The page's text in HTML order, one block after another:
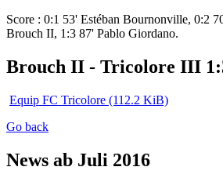
Score : 0:1 53' Estéban Bournonville, 0:2
Brouch II, 1:3 87' Pablo Giordano.
Brouch II - Tricolore III
Equip FC Tricolore (112.2 KiB)
Go back
News ab Juli 2016